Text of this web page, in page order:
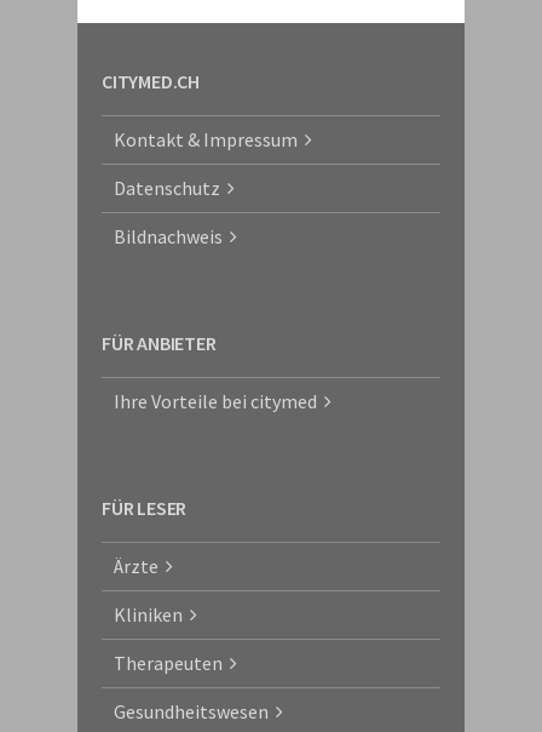
CITYMED.CH
Kontakt & Impressum
Datenschutz
Bildnachweis
FÜR ANBIETER
Ihre Vorteile bei citymed
FÜR LESER
Ärzte
Kliniken
Therapeuten
Gesundheitswesen